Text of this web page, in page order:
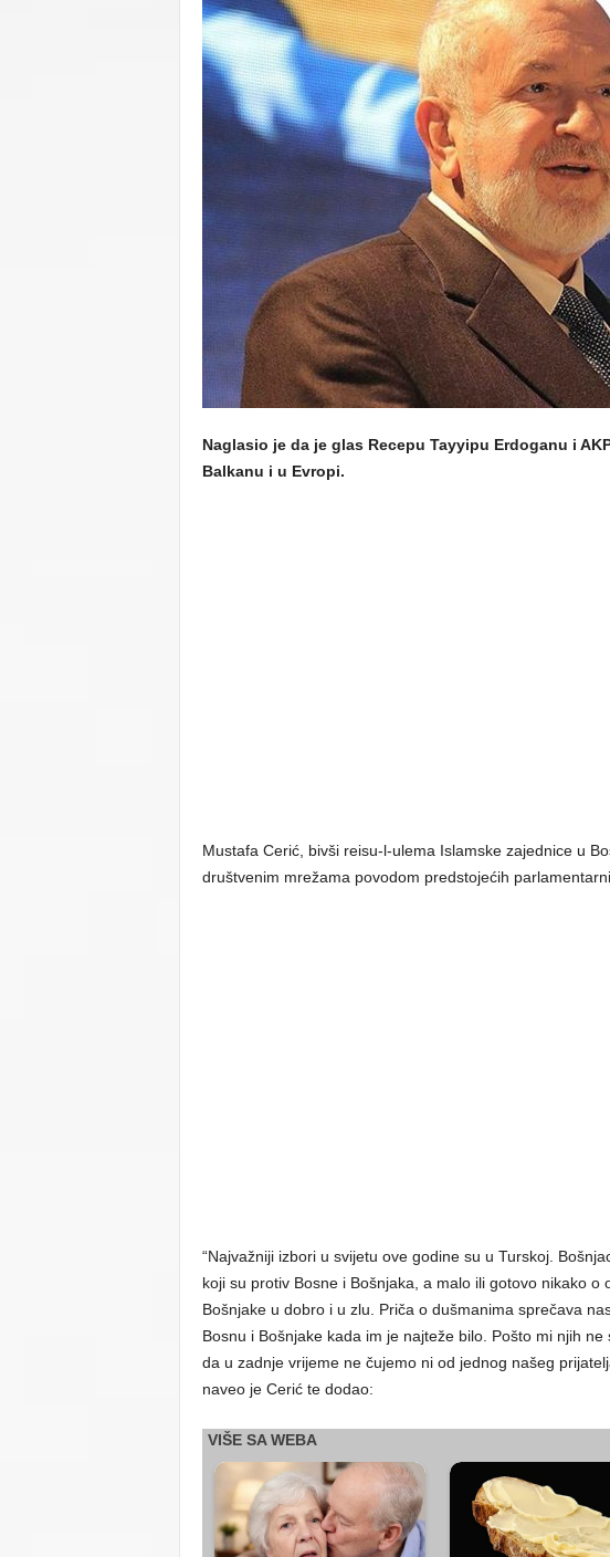
C
U
Naglasio je da je glas Recepu Tayyipu Erdoganu i
Balkanu i u Evropi.
Mustafa Cerić, bivši reisu-l-ulema Islamske zajednice u
društvenim mrežama povodom predstojećih
“Najvažniji izbori u svijetu ove godine su u Turskoj.
koji su protiv Bosne i Bošnjaka, a malo ili gotovo nikako o
Bošnjake u dobro i u zlu. Priča o dušmanima sprečava
Bosnu i Bošnjake kada im je najteže bilo. Pošto mi njih
da u zadnje vrijeme ne čujemo ni od jednog našeg
naveo je Cerić te dodao: